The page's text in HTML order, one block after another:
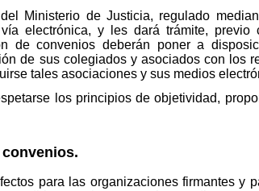
Ministerio de Justicia, regulado
electrónica, y les dará trámite,
de convenios deberán poner a
de sus colegiados y asociados con los
tales asociaciones y sus medios
los principios de objetividad,
para las organizaciones firmantes